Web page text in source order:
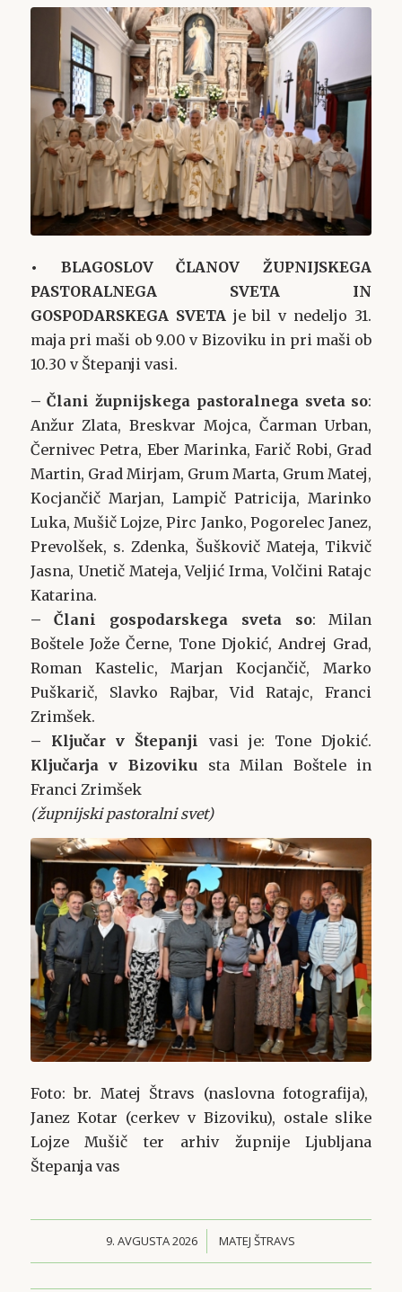
• BLAGOSLOV ČLANOV ŽUPNIJSKEGA
PASTORALNEGA SVETA IN
GOSPODARSKEGA SVETA je bil v nedeljo 31.
maja pri maši ob 9.00 v Bizoviku in pri maši ob
10.30 v Štepanji vasi.
– Člani župnijskega pastoralnega sveta so:
Anžur Zlata, Breskvar Mojca, Čarman Urban,
Černivec Petra, Eber Marinka, Farič Robi, Grad
Martin, Grad Mirjam, Grum Marta, Grum Matej,
Kocjančič Marjan, Lampič Patricija, Marinko
Luka, Mušič Lojze, Pirc Janko, Pogorelec Janez,
Prevolšek, s. Zdenka, Šuškovič Mateja, Tikvič
Jasna, Unetič Mateja, Veljić Irma, Volčini Ratajc
Katarina.
– Člani gospodarskega sveta so: Milan
Boštele Jože Černe, Tone Djokić, Andrej Grad,
Roman Kastelic, Marjan Kocjančič, Marko
Puškarič, Slavko Rajbar, Vid Ratajc, Franci
Zrimšek.
– Ključar v Štepanji
vasi je: Tone Djokić.
Ključarja
v Bizoviku sta Milan Boštele in
Franci Zrimšek
(župnijski pastoralni svet)
Foto: br. Matej Štravs (naslovna fotografija),
Janez Kotar (cerkev v Bizoviku), ostale slike
Lojze Mušič ter arhiv župnije Ljubljana
Štepanja vas
9. AVGUSTA 2026
/ MATEJ ŠTRAVS